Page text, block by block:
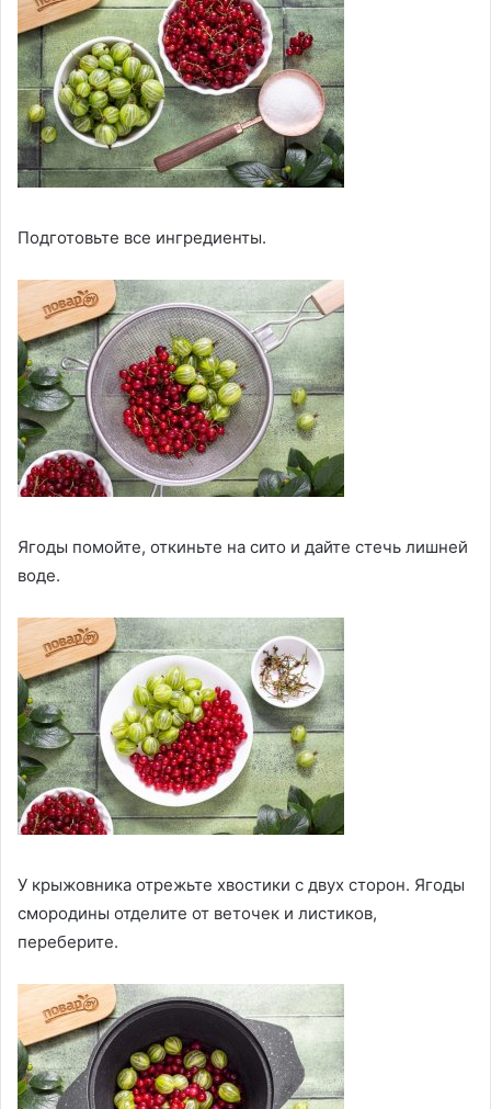
Подготовьте все ингредиенты.
Ягоды помойте, откиньте на сито и дайте стечь лишней
воде.
У крыжовника отрежьте хвостики с двух сторон. Ягоды
смородины отделите от веточек и листиков,
переберите.